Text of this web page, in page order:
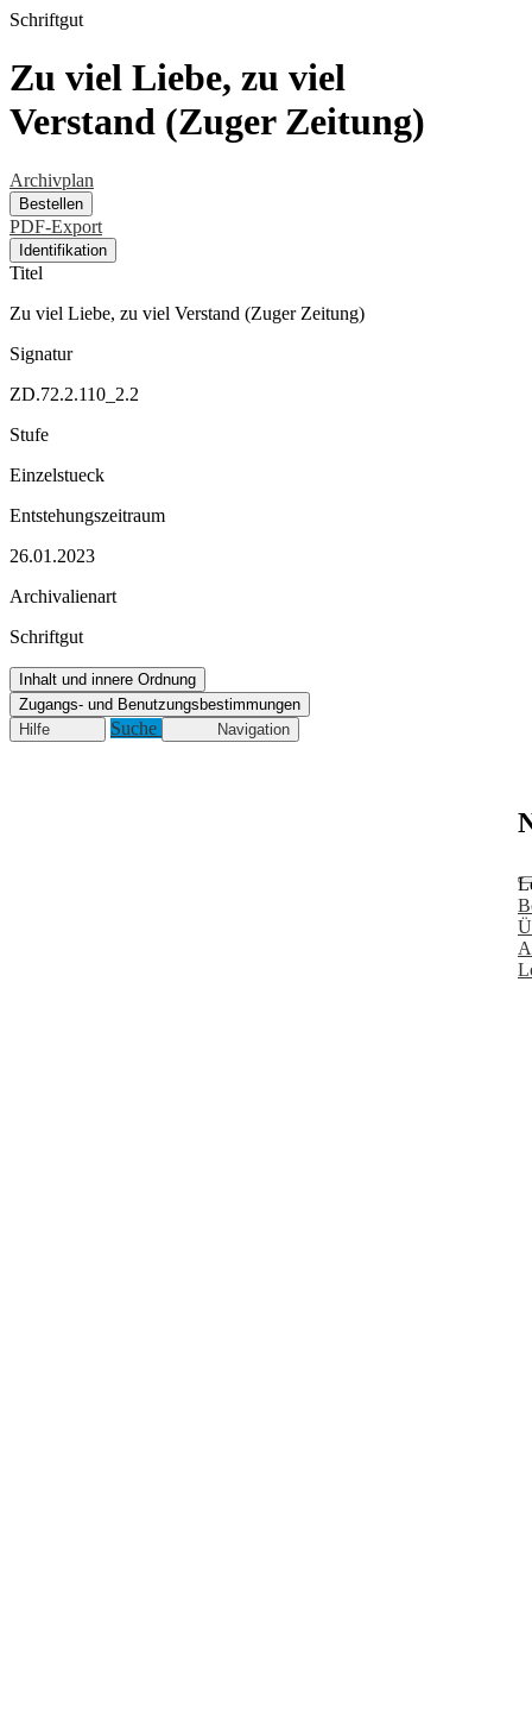
Schriftgut
Zu viel Liebe, zu viel
Verstand (Zuger Zeitung)
Archivplan
Bestellen
PDF-Export
Identifikation
Titel
Zu viel Liebe, zu viel Verstand (Zuger Zeitung)
Signatur
ZD.72.2.110_2.2
Stufe
Einzelstueck
Entstehungszeitraum
26.01.2023
Archivalienart
Schriftgut
Inhalt und innere Ordnung
Zugangs- und Benutzungsbestimmungen
Hilfe
Suche Navigation